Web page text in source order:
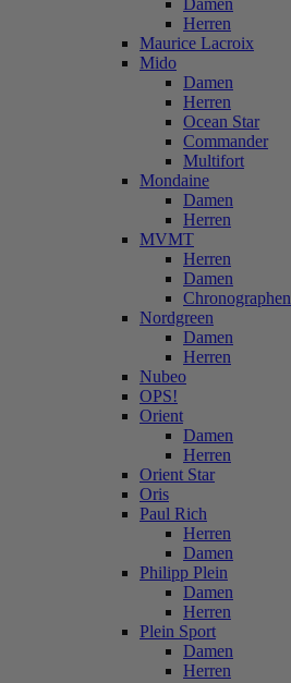
Damen
Herren
Maurice Lacroix
Mido
Damen
Herren
Ocean Star
Commander
Multifort
Mondaine
Damen
Herren
MVMT
Herren
Damen
Chronographen
Nordgreen
Damen
Herren
Nubeo
OPS!
Orient
Damen
Herren
Orient Star
Oris
Paul Rich
Herren
Damen
Philipp Plein
Damen
Herren
Plein Sport
Damen
Herren